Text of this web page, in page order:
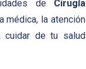
de Cirugía
médica, la atención
cuidar de tu salud